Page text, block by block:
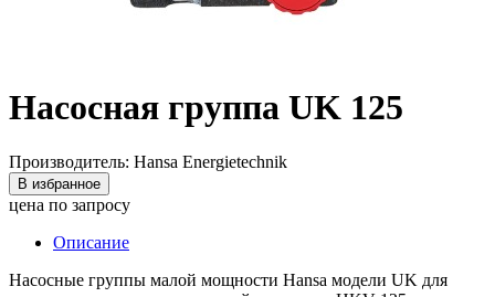
Насосная группа UK 125
Производитель: Hansa Energietechnik
В избранное
цена по запросу
Описание
Насосные группы малой мощности Hansa модели UK для